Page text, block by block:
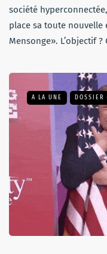
société
place sa toute nouvelle
Mensonge». L’objectif
A LA UNE DOSSIER